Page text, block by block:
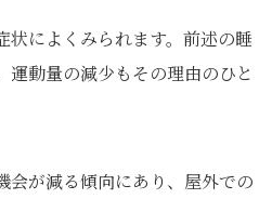
状によくみられます。前述の睡
運動量の減少もその理由のひと
会が減る傾向にあり、屋外での